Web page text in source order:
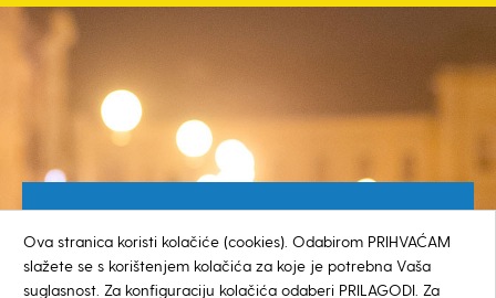
0800 385 048
Ova stranica koristi kolačiće (cookies). Odabirom PRIHVAĆAM
slažete se s korištenjem kolačića za koje je potrebna Vaša
suglasnost. Za konfiguraciju kolačića odaberi PRILAGODI. Za